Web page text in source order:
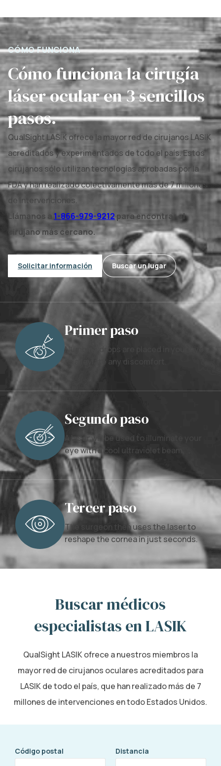
CÓMO FUNCIONA
Cómo funciona la cirugía
láser ocular en 3 sencillos
pasos.
QualSight LASIK ofrece la mayor red de cirujanos LASIK
acreditados y experimentados de todo el país. Estos
cirujanos sólo utilizan tecnologías aprobadas por la
FDA y han realizado colectivamente más de 7 millones
de intervenciones.
Llámanos a 1-866-979-9212 para encontrar el
cirujano más cercano.
Solicitar información Buscar un lugar
Primer paso
Numbing drops are placed in your eye
to alleviate any discomfort.
Segundo paso
A laser will be used to illuminate your
eye with a cool ultraviolet beam.
Tercer paso
The surgeon then uses the laser to
reshape the cornea in just seconds.
Buscar médicos
especialistas en LASIK
QualSight LASIK ofrece a nuestros miembros la
mayor red de cirujanos oculares acreditados para
LASIK de todo el país, que han realizado más de 7
millones de intervenciones en todo Estados Unidos.
Código postal Distancia